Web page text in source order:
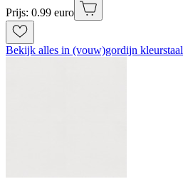
Prijs: 0.99 euro
Bekijk alles in (vouw)gordijn kleurstaal